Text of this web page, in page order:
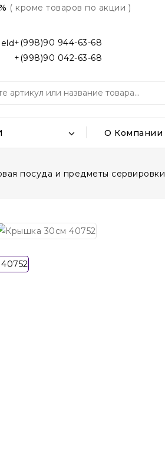
( кроме товаров по акции )
+(998)90 944-63-68
+(998)90 042-63-68
О Компании
посуда и предметы сервировки